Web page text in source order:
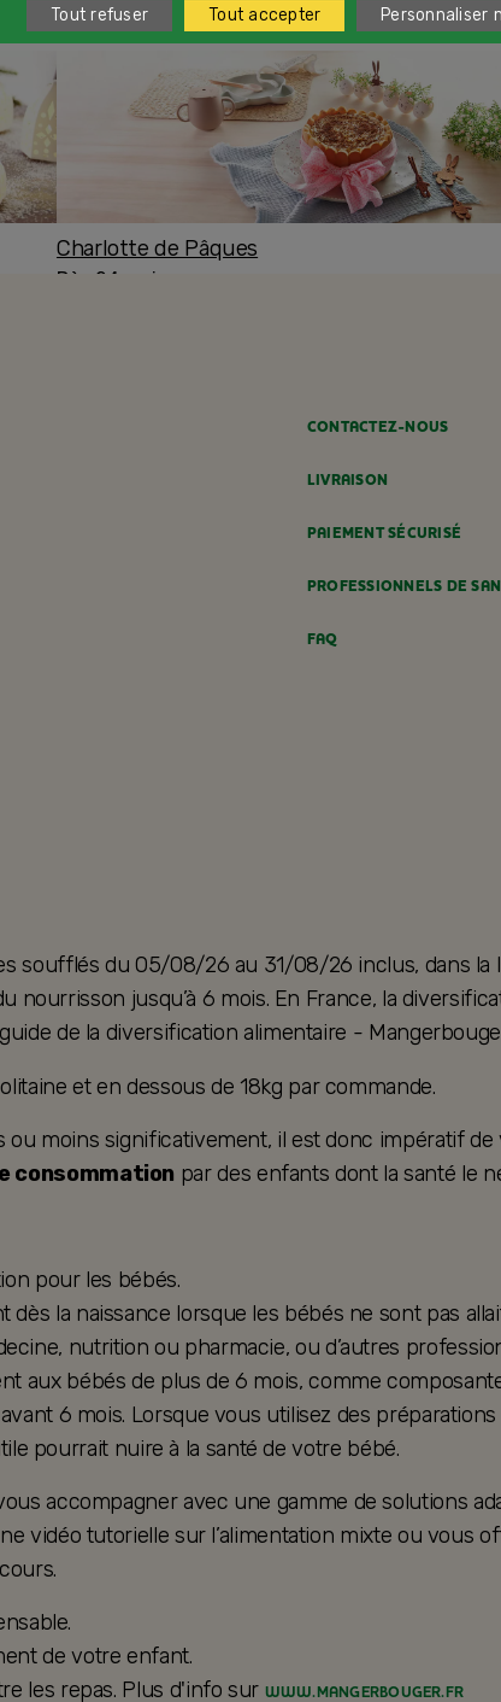
Charlotte de Pâques
Dès 24 mois
CONTACTEZ-NOUS
LIVRAISON
PAIEMENT SÉCURISÉ
PROFESSIONNELS DE
FAQ
soufflés du 05/08/26 au 31/08/26 inclus, dans la
nourrisson jusqu’à 6 mois. En France, la
de la diversification alimentaire -
et en dessous de 18kg par commande.
moins significativement, il est donc impératif
consommation par des enfants dont la santé le
pour les bébés.
la naissance lorsque les bébés ne sont pas
nutrition ou pharmacie, ou d’autres
aux bébés de plus de 6 mois, comme
6 mois. Lorsque vous utilisez des
pourrait nuire à la santé de votre bébé.
accompagner avec une gamme de solutions
vidéo tutorielle sur l’alimentation mixte ou vous
de votre enfant.
les repas. Plus d'info sur WWW.MANGERBOUGER.FR
Tout refuser Tout accepter Personnaliser